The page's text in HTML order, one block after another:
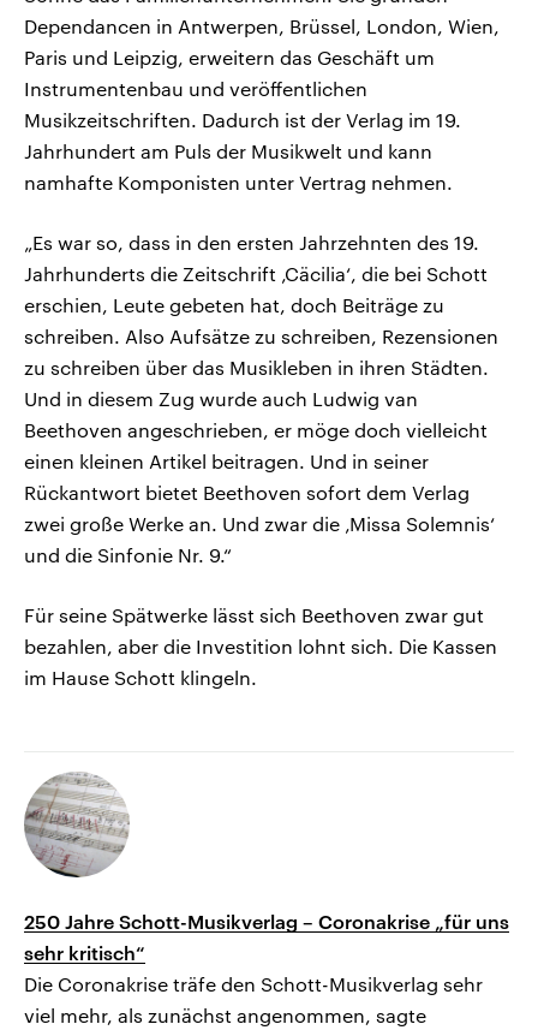
Dependancen in Antwerpen, Brüssel, London, Wien,
Paris und Leipzig, erweitern das Geschäft um
Instrumentenbau und veröffentlichen
Musikzeitschriften. Dadurch ist der Verlag im 19.
Jahrhundert am Puls der Musikwelt und kann
namhafte Komponisten unter Vertrag nehmen.
„Es war so, dass in den ersten Jahrzehnten des 19.
Jahrhunderts die Zeitschrift ‚Cäcilia‘, die bei Schott
erschien, Leute gebeten hat, doch Beiträge zu
schreiben. Also Aufsätze zu schreiben, Rezensionen
zu schreiben über das Musikleben in ihren Städten.
Und in diesem Zug wurde auch Ludwig van
Beethoven angeschrieben, er möge doch vielleicht
einen kleinen Artikel beitragen. Und in seiner
Rückantwort bietet Beethoven sofort dem Verlag
zwei große Werke an. Und zwar die ‚Missa Solemnis‘
und die Sinfonie Nr. 9.“
Für seine Spätwerke lässt sich Beethoven zwar gut
bezahlen, aber die Investition lohnt sich. Die Kassen
im Hause Schott klingeln.
250 Jahre Schott-Musikverlag – Coronakrise „für uns
sehr kritisch“
Die Coronakrise träfe den Schott-Musikverlag sehr
viel mehr, als zunächst angenommen, sagte